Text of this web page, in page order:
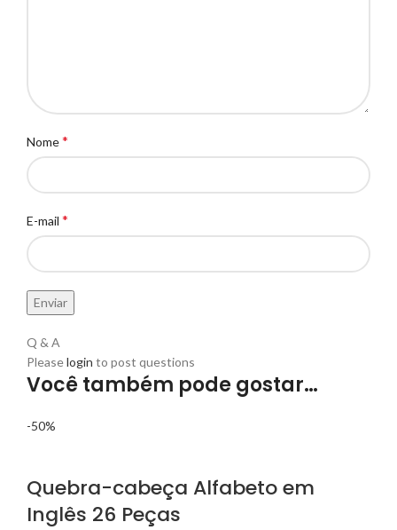
Nome*
E-mail *
Q & A
Pleaselogin to post questions
Você também pode gostar…
-50%
Quebra-cabeça Alfabeto em
Inglês 26 Peças